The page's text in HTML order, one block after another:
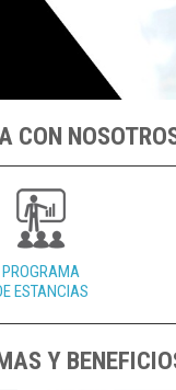
CON
PROGRAMA
ESTANCIAS
Y